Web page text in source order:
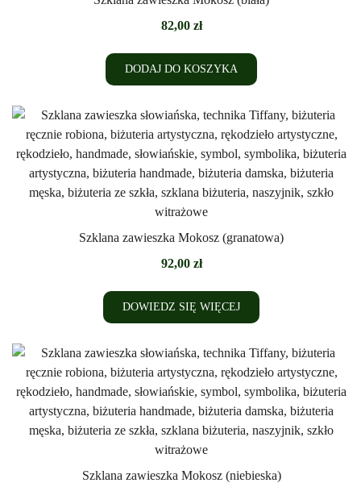
82,00 zł
DODAJ DO KOSZYKA
Szklana zawieszka Mokosz (granatowa)
92,00 zł
DOWIEDZ SIĘ WIĘCEJ
Szklana zawieszka Mokosz (niebieska)